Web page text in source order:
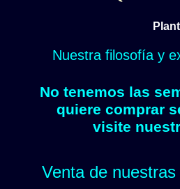
Nuestra filosofía y
No tenemos las
quiere comprar
visite
Venta de